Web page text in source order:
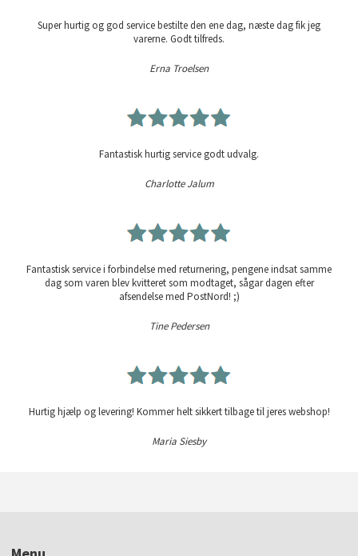
Super hurtig og god service bestilte den ene dag, næste dag fik jeg
varerne. Godt tilfreds.
Erna Troelsen
Fantastisk hurtig service godt udvalg.
Charlotte Jalum
Fantastisk service i forbindelse med returnering, pengene indsat samme
dag som varen blev kvitteret som modtaget, sågar dagen efter
afsendelse med PostNord! ;)
Tine Pedersen
Hurtig hjælp og levering! Kommer helt sikkert tilbage til jeres webshop!
Maria Siesby